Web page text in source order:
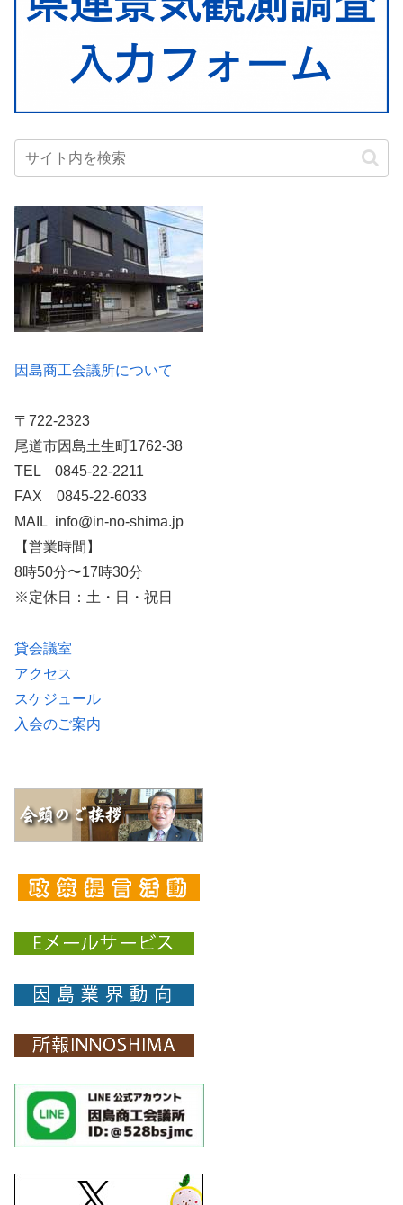
因島商工会議所について
〒722-2323
尾道市因島土生町1762-38
TEL 0845-22-2211
FAX 0845-22-6033
MAIL info@in-no-shima.jp
【営業時間】
8時50分〜17時30分
※定休日：土・日・祝日
貸会議室
アクセス
スケジュール
入会のご案内